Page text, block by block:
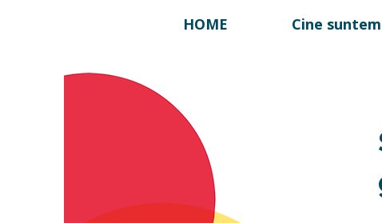
HOME Cine suntem